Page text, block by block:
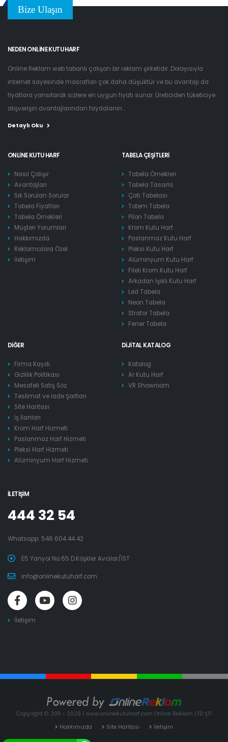
Bize Ulaşın
NEDEN ONLINE KUTU HARF
Online Reklam web tabanlı çalışan bir reklam şirketidir. Dolayısıyla
internet sayesinde masrafları çok daha düşüktür ve bu avantajı da
fiyatlara yansıtarak sizlere en uygun fiyatı sunar. Üreticiden tüketiciye
alışverişin avantajlarından faydalanın...
Detaylı Oku
ONLINE KUTU HARF
Nasıl Çalışır
Avantajları
Sık Sorulan Sorular
Tabela Fiyatları
Tabela Örnekleri
Müşteri Yorumları
Hakkımızda
Reklamcılara Özel
İletişim
TABELA ÇEŞITLERI
Tabela Örnekleri
Tabela Tasarla
Çatı Tabelası
Totem Tabela
Pilon Tabela
Krom Kutu Harf
Paslanmaz Kutu Harf
Pleksi Kutu Harf
Alüminyum Kutu Harf
Fileli Krom Kutu Harf
Arkadan Işıklı Kutu Harf
Led Tabela
Neon Tabela
Strafor Tabela
Fener Tabela
DIĞER
Firma Kaydı
Gizlilik Politikası
Mesafeli Satış Söz.
Teslimat ve İade Şartları
Site Haritası
İş İlanları
Krom Harf Hizmeti
Paslanmaz Harf Hizmeti
Pleksi Harf Hizmeti
Alüminyum Harf Hizmeti
DIJITAL KATALOG
Katalog
Ar Kutu Harf
VR Showroom
İLETIŞIM
444 32 54
Whatsapp: 546 604 44 42
E5 Yanyol No:65 D.Köşkler Avcılar/İST
info@onlinekutuharf.com
İletişim
Copyright © 2011 - 2026 | www.onlinekutuharf.com Online Reklam LTD ŞTİ
Hakkımızda
Site Haritası İletişim